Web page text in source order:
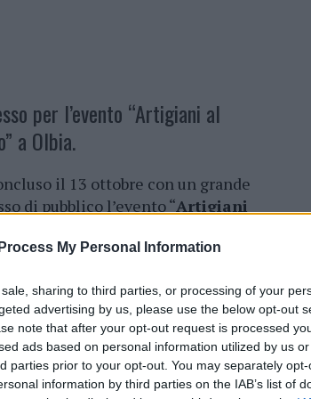
My Personal Information
sharing to third parties, or processing of your
advertising by us, please use the below opt-out
note that after your opt-out request is processed
ads based on personal information utilized by us
parties prior to your opt-out. You may separately
information by third parties on the IAB’s list of
per l’evento “Artigiani al
a Olbia.
il 13 ottobre con un grande
di pubblico l’evento “Artigiani
“ Benvenuto
Archeologico di Olbia in
vetrina dell’eccellenza
sarda. Organizzato daCNA
grazie ai contributi e alla
Commercio , racchiude le